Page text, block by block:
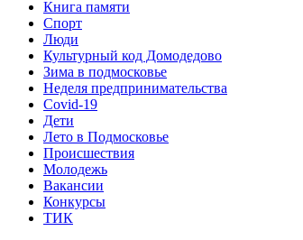
Книга памяти
Спорт
Люди
Культурный код Домодедово
Зима в подмосковье
Неделя предпринимательства
Covid-19
Дети
Лето в Подмосковье
Происшествия
Молодежь
Вакансии
Конкурсы
ТИК